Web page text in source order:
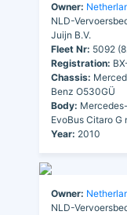
Owner:
NLD-
Juijn B.V.
Fleet Nr: 5092
Registration:
Chassis:
Benz O530GÜ
Body: Mercedes-
EvoBus Citaro G
Year: 2010
Owner:
NLD-